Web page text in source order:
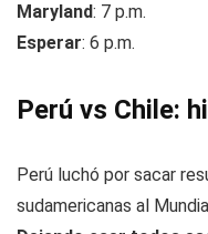
Maryland: 7 p.m.
Esperar: 6 p.m.
Perú vs Chile:
Perú luchó por sacar
sudamericanas al